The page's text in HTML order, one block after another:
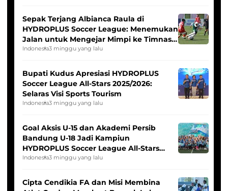
Sepak Terjang Albianca Raula di
HYDROPLUS Soccer League: Menemukan
Jalan untuk Mengejar Mimpi ke Timnas
Indonesia Putri
Indonesia3 minggu yang lalu
Bupati Kudus Apresiasi HYDROPLUS
Soccer League All-Stars 2025/2026:
Selaras Visi Sports Tourism
Indonesia3 minggu yang lalu
Goal Aksis U-15 dan Akademi Persib
Bandung U-18 Jadi Kampiun
HYDROPLUS Soccer League All-Stars
2025/2026
Indonesia3 minggu yang lalu
Cipta Cendikia FA dan Misi Membina